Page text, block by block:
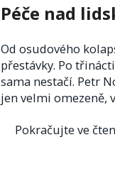
Péče nad
Od osudového
přestávky. Po
sama nestačí. Petr
jen velmi omezeně,
Pokračujte ve